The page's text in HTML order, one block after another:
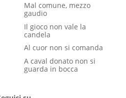
Mal comune, mezzo
gaudio
Il gioco non vale la
candela
Al cuor non si comanda
A caval donato non si
guarda in bocca